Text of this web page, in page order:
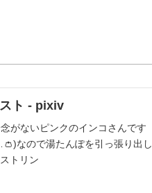
ト - pixiv
がないピンクのインコさんです
なので湯たんぽを引っ張り出し
トリン